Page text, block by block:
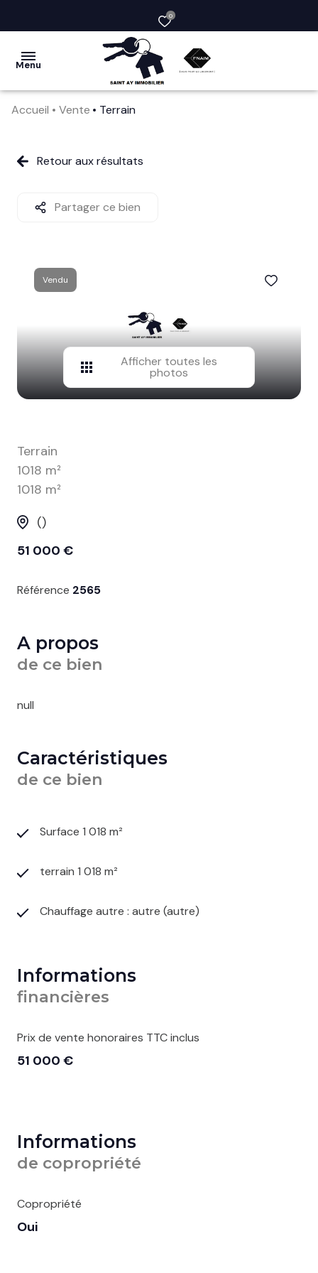
0
Menu
vendre
société
contact
Accueil Vente Terrain
Retour aux résultats
Partager ce bien
Vendu
Afficher toutes les
photos
Terrain
1018 m²
1018 m²
()
51 000 €
Référence 2565
A propos
de ce bien
null
Caractéristiques
de ce bien
Surface 1 018 m²
terrain 1 018 m²
Chauffage autre : autre (autre)
Informations
financières
Prix de vente honoraires TTC inclus
51 000 €
Informations
de copropriété
Copropriété
Oui